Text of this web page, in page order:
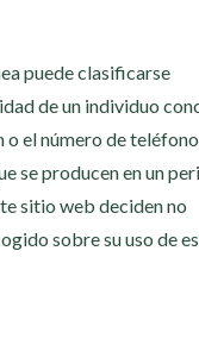
puede clasificarse
de un individuo
el número de
se producen en un
sitio web deciden no
sobre su uso de